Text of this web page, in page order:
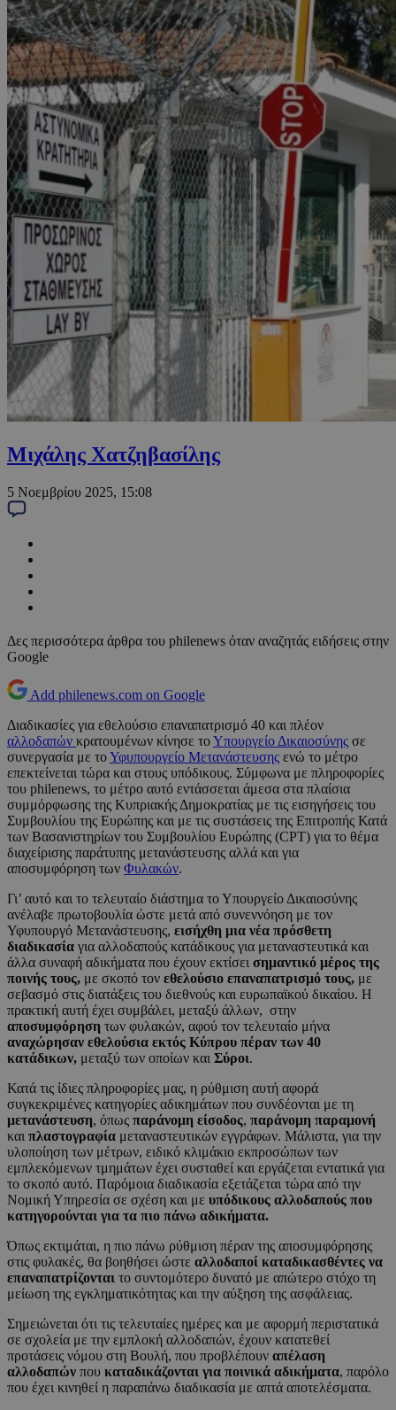
Μιχάλης Χατζηβασίλης
5 Νοεμβρίου 2025, 15:08
Δες περισσότερα άρθρα του philenews όταν αναζητάς ειδήσεις στην
Google
Add philenews.com on Google
Διαδικασίες για εθελούσιο επαναπατρισμό 40 και πλέον
αλλοδαπών κρατουμένων κίνησε τοΥπουργείο Δικαιοσύνης σε
συνεργασία με τοΥφυπουργείο Μετανάστευσης ενώ το μέτρο
επεκτείνεται τώρα και στους υπόδικους. Σύμφωνα με πληροφορίες
του philenews, το μέτρο αυτό εντάσσεται άμεσα στα πλαίσια
συμμόρφωσης της Κυπριακής Δημοκρατίας με τις εισηγήσεις του
Συμβουλίου της Ευρώπης και με τις συστάσεις της Επιτροπής Κατά
των Βασανιστηρίων του Συμβουλίου Ευρώπης (CPT) για το θέμα
διαχείρισης παράτυπης μετανάστευσης αλλά και για
αποσυμφόρηση των Φυλακών.
Γι’ αυτό και το τελευταίο διάστημα το Υπουργείο Δικαιοσύνης
ανέλαβε πρωτοβουλία ώστε μετά από συνεννόηση με τον
Υφυπουργό Μετανάστευσης, εισήχθη μια νέα πρόσθετη
διαδικασία για αλλοδαπούς κατάδικους για μεταναστευτικά και
άλλα συναφή αδικήματα που έχουν εκτίσει σημαντικό μέρος της
ποινής τους, με σκοπό τον εθελούσιο επαναπατρισμό τους, με
σεβασμό στις διατάξεις του διεθνούς και ευρωπαϊκού δικαίου. Η
πρακτική αυτή έχει συμβάλει, μεταξύ άλλων, στην
αποσυμφόρηση των φυλακών, αφού τον τελευταίο μήνα
αναχώρησαν εθελούσια εκτός Κύπρου πέραν των 40
κατάδικων, μεταξύ των οποίων και Σύροι.
Κατά τις ίδιες πληροφορίες μας, η ρύθμιση αυτή αφορά
συγκεκριμένες κατηγορίες αδικημάτων που συνδέονται με τη
μετανάστευση, όπως παράνομη είσοδος, παράνομη παραμονή
και πλαστογραφία μεταναστευτικών εγγράφων. Μάλιστα, για την
υλοποίηση των μέτρων, ειδικό κλιμάκιο εκπροσώπων των
εμπλεκόμενων τμημάτων έχει συσταθεί και εργάζεται εντατικά για
το σκοπό αυτό. Παρόμοια διαδικασία εξετάζεται τώρα από την
Νομική Υπηρεσία σε σχέση και με υπόδικους αλλοδαπούς που
κατηγορούνται για τα πιο πάνω αδικήματα.
Όπως εκτιμάται, η πιο πάνω ρύθμιση πέραν της αποσυμφόρησης
στις φυλακές, θα βοηθήσει ώστε αλλοδαποί καταδικασθέντες να
επαναπατρίζονται το συντομότερο δυνατό με απώτερο στόχο τη
μείωση της εγκληματικότητας και την αύξηση της ασφάλειας.
Σημειώνεται ότι τις τελευταίες ημέρες και με αφορμή περιστατικά
σε σχολεία με την εμπλοκή αλλοδαπών, έχουν κατατεθεί
προτάσεις νόμου στη Βουλή, που προβλέπουν απέλαση
αλλοδαπών που καταδικάζονται για ποινικά αδικήματα, παρόλο
που έχει κινηθεί η παραπάνω διαδικασία με απτά αποτελέσματα.